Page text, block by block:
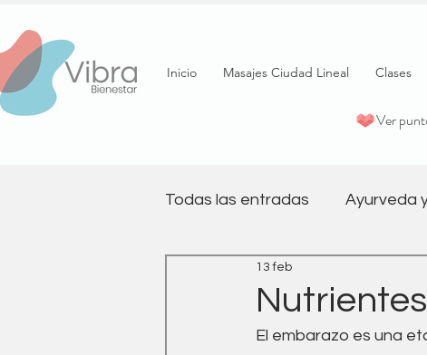
Inicio Masajes Ciudad Lineal Clases
Ver
Todas las entradas Ayurveda
psicología
Salud emocional
13 feb
El embarazo es una